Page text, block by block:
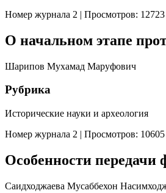
Номер журнала 2 | Просмотров: 12723
О начальном этапе
Шарипов Мухамад Маруфович
Рубрика
Исторические науки и археология
Номер журнала 2 | Просмотров: 10605
Особенности передачи
Саидходжаева Мусаббехон